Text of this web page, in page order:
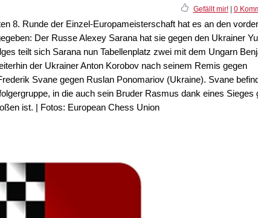
Gefällt mir!| 0
8. Runde der Einzel-Europameisterschaft hat es an den
Der Russe Alexey Sarana hat sie gegen den Ukrainer
teilt sich Sarana nun Tabellenplatz zwei mit dem Ungarn
der Ukrainer Anton Korobov nach seinem Remis gegen
Svane gegen Ruslan Ponomariov (Ukraine). Svane
in die auch sein Bruder Rasmus dank eines Sieges
ist. | Fotos: European Chess Union